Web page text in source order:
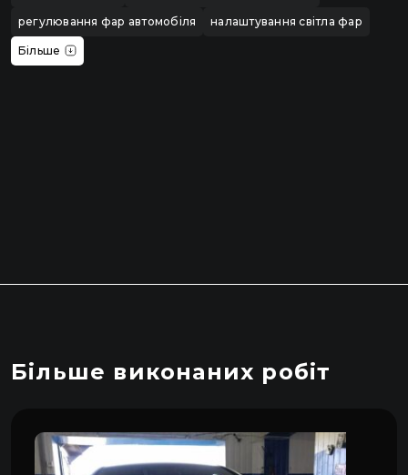
регулювання фар автомобіля налаштування світла фар
Більше
Більше виконаних робіт